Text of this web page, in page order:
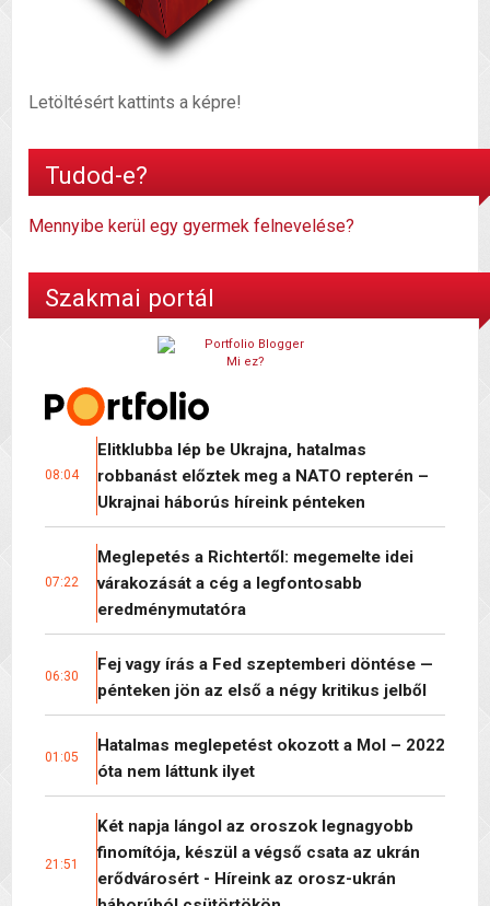
Letöltésért kattints a képre!
Tudod-e?
Mennyibe kerül egy gyermek felnevelése?
Szakmai portál
Mi ez?
08:04
Elitklubba lép be Ukrajna, hatalmas
robbanást előztek meg a NATO repterén –
Ukrajnai háborús híreink pénteken
07:22
Meglepetés a Richtertől: megemelte idei
várakozását a cég a legfontosabb
eredménymutatóra
06:30
Fej vagy írás a Fed szeptemberi döntése —
pénteken jön az első a négy kritikus jelből
01:05
Hatalmas meglepetést okozott a Mol – 2022
óta nem láttunk ilyet
21:51
Két napja lángol az oroszok legnagyobb
finomítója, készül a végső csata az ukrán
erődvárosért - Híreink az orosz-ukrán